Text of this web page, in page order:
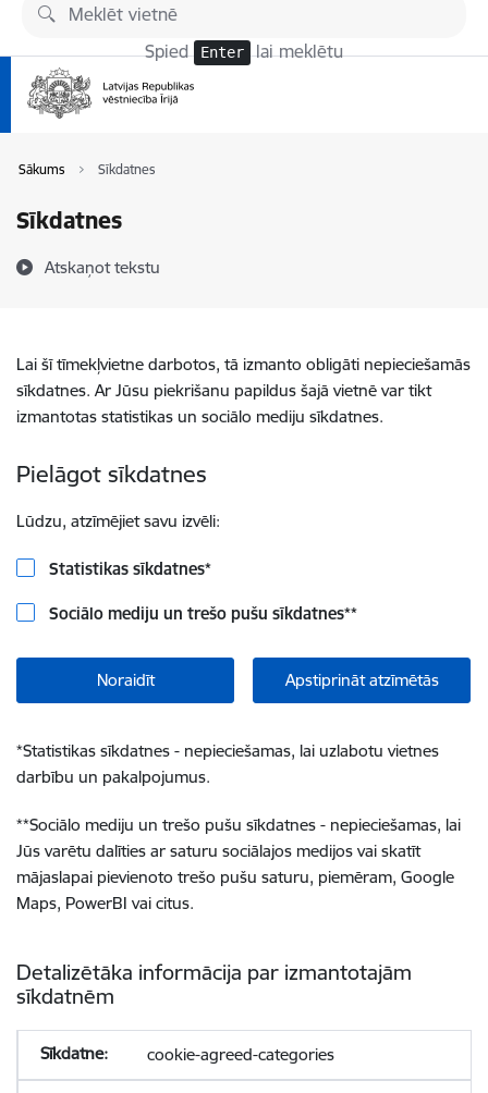
Pāriet uz lapas saturu
Spied Enter lai meklētu
Sākums Sīkdatnes
Sīkdatnes
Atskaņot tekstu
Lai šī tīmekļvietne darbotos, tā izmanto obligāti nepieciešamās
sīkdatnes. Ar Jūsu piekrišanu papildus šajā vietnē var tikt
izmantotas statistikas un sociālo mediju sīkdatnes.
Pielāgot sīkdatnes
Lūdzu, atzīmējiet savu izvēli:
Statistikas sīkdatnes*
Sociālo mediju un trešo pušu sīkdatnes**
Noraidīt Apstiprināt atzīmētās
*Statistikas sīkdatnes - nepieciešamas, lai uzlabotu vietnes
darbību un pakalpojumus.
**Sociālo mediju un trešo pušu sīkdatnes - nepieciešamas, lai
Jūs varētu dalīties ar saturu sociālajos medijos vai skatīt
mājaslapai pievienoto trešo pušu saturu, piemēram, Google
Maps, PowerBI vai citus.
Detalizētāka informācija par izmantotajām
sīkdatnēm
cookie-agreed-categories